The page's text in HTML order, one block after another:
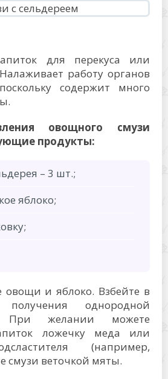
для перекуса или
работу органов
содержит много
овощного смузи
продукты:
– 3 шт.;
яблоко;
овощи и яблоко. Взбейте в
однородной
При желании можете
ложечку меда или
(например,
смузи веточкой мяты.